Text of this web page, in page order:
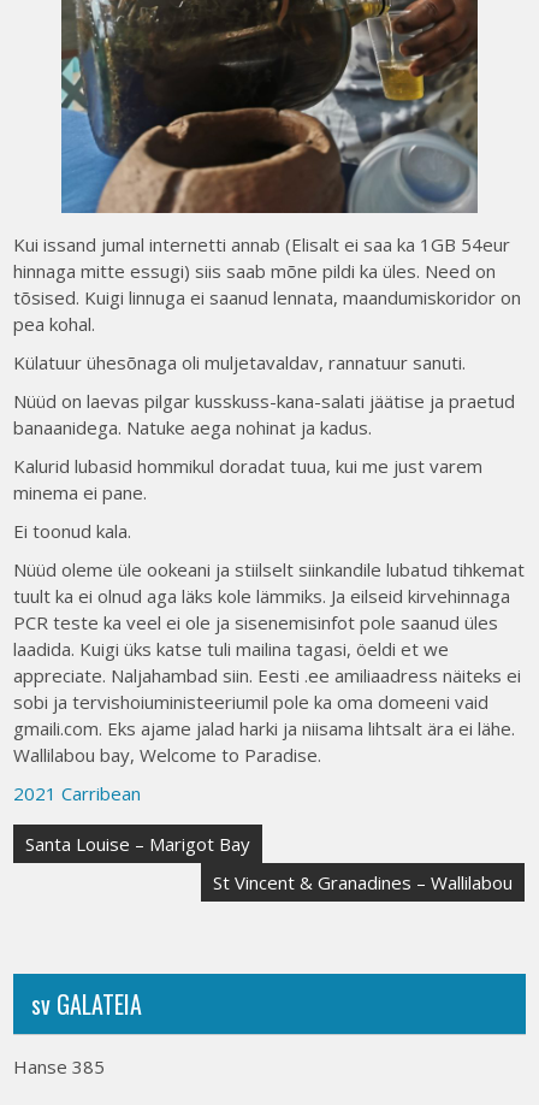
Kui issand jumal internetti annab (Elisalt ei saa ka 1GB 54eur
hinnaga mitte essugi) siis saab mõne pildi ka üles. Need on
tõsised. Kuigi linnuga ei saanud lennata, maandumiskoridor on
pea kohal.
Külatuur ühesõnaga oli muljetavaldav, rannatuur sanuti.
Nüüd on laevas pilgar kusskuss-kana-salati jäätise ja praetud
banaanidega. Natuke aega nohinat ja kadus.
Kalurid lubasid hommikul doradat tuua, kui me just varem
minema ei pane.
Ei toonud kala.
Nüüd oleme üle ookeani ja stiilselt siinkandile lubatud tihkemat
tuult ka ei olnud aga läks kole lämmiks. Ja eilseid kirvehinnaga
PCR teste ka veel ei ole ja sisenemisinfot pole saanud üles
laadida. Kuigi üks katse tuli mailina tagasi, öeldi et we
appreciate. Naljahambad siin. Eesti .ee amiliaadress näiteks ei
sobi ja tervishoiuministeeriumil pole ka oma domeeni vaid
gmaili.com. Eks ajame jalad harki ja niisama lihtsalt ära ei lähe.
Wallilabou bay, Welcome to Paradise.
2021 Carribean
Post
Santa Louise – Marigot Bay
St Vincent & Granadines – Wallilabou
sv GALATEIA
Hanse 385